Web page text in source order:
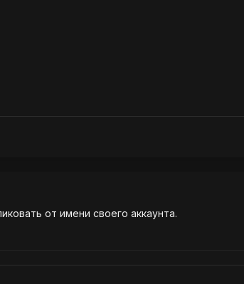
от имени своего аккаунта.